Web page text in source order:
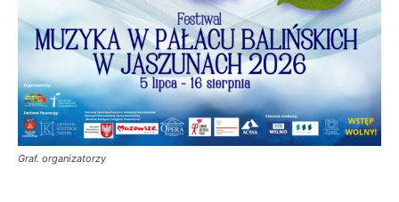
Graf. organizatorzy